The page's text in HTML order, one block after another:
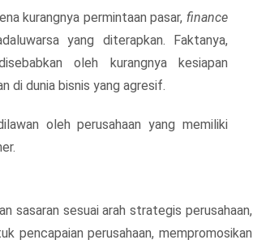
kurangnya permintaan pasar, finance
yang diterapkan. Faktanya,
oleh kurangnya kesiapan
di dunia bisnis yang agresif.
oleh perusahaan yang memiliki
sasaran sesuai arah strategis perusahaan,
pencapaian perusahaan, mempromosikan